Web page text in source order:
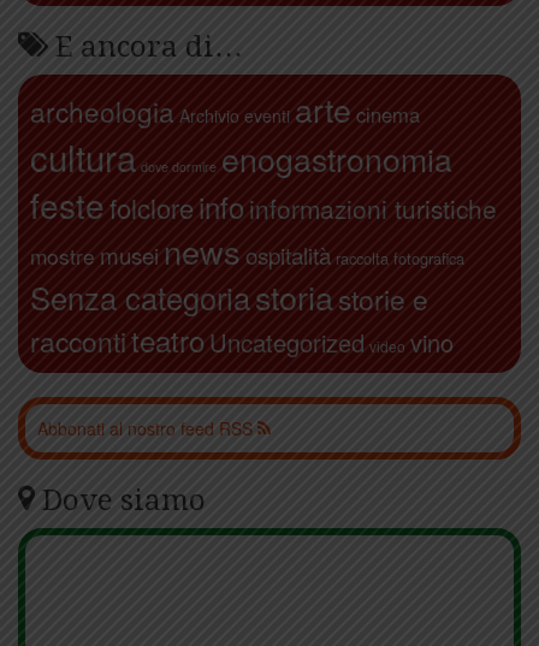
E ancora di…
archeologia Archivio eventi arte cinema
cultura dove dormire enogastronomia
festefolcloreinfo informazioni turistiche
mostre musei news ospitalità raccolta fotografica
Senza categoriastoriastorie e
raccontiteatro Uncategorized video vino
Abbonati al nostro feed RSS
Dove siamo